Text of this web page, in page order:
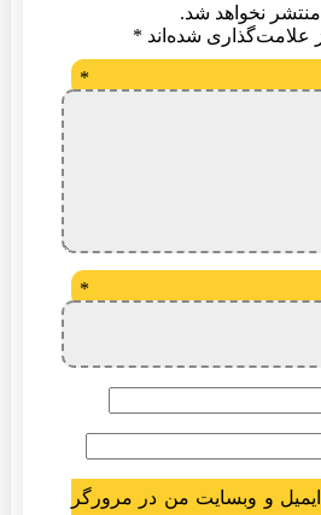
نخواهد شد.
علامت‌گذاری شده‌اند *
*
*
ایمیل و وبسایت من در مرورگر